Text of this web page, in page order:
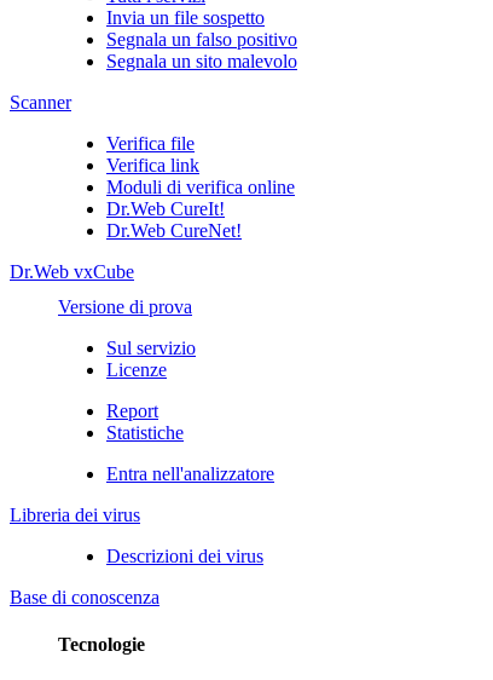
Invia un file sospetto
Segnala un falso positivo
Segnala un sito malevolo
Scanner
Verifica file
Verifica link
Moduli di verifica online
Dr.Web CureIt!
Dr.Web CureNet!
Dr.Web vxCube
Versione di prova
Sul servizio
Licenze
Report
Statistiche
Entra nell'analizzatore
Libreria dei virus
Descrizioni dei virus
Base di conoscenza
Tecnologie